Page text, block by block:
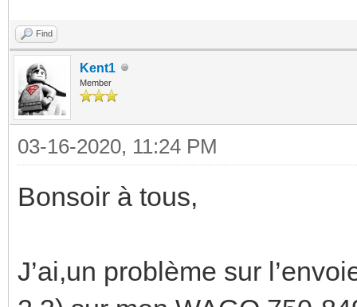
Find
Kent1
Member
03-16-2020, 11:24 PM
Bonsoir à tous,
J’ai,un problème sur